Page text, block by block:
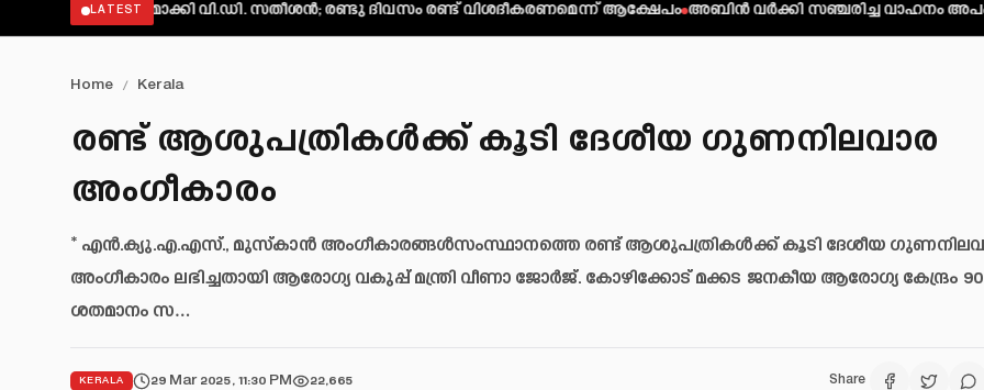
LATEST
വി.ഡി. സതീശൻ; രണ്ടു ദിവസം രണ്ട് വിശദീകരണമെന്ന് ആക്ഷേപം അബിന്‍ വര്‍ക്കി സഞ്ചരിച്ച വാഹനം
Home / Kerala
രണ്ട് ആശുപത്രികൾക്ക് കൂടി ദേശീയ ഗുണനിലവാര
അംഗീകാരം
* എൻ.ക്യു.എ.എസ്., മുസ്‌കാൻ അംഗീകാരങ്ങൾസംസ്ഥാനത്തെ രണ്ട് ആശുപത്രികൾക്ക് കൂടി ദേശീയ
അംഗീകാരം ലഭിച്ചതായി ആരോഗ്യ വകുപ്പ് മന്ത്രി വീണാ ജോർജ്. കോഴിക്കോട് മക്കട ജനകീയ ആരോഗ്യ കേന്ദ്രം
ശതമാനം സ…
KERALA 29 Mar 2025, 11:30 PM 22,665 Share